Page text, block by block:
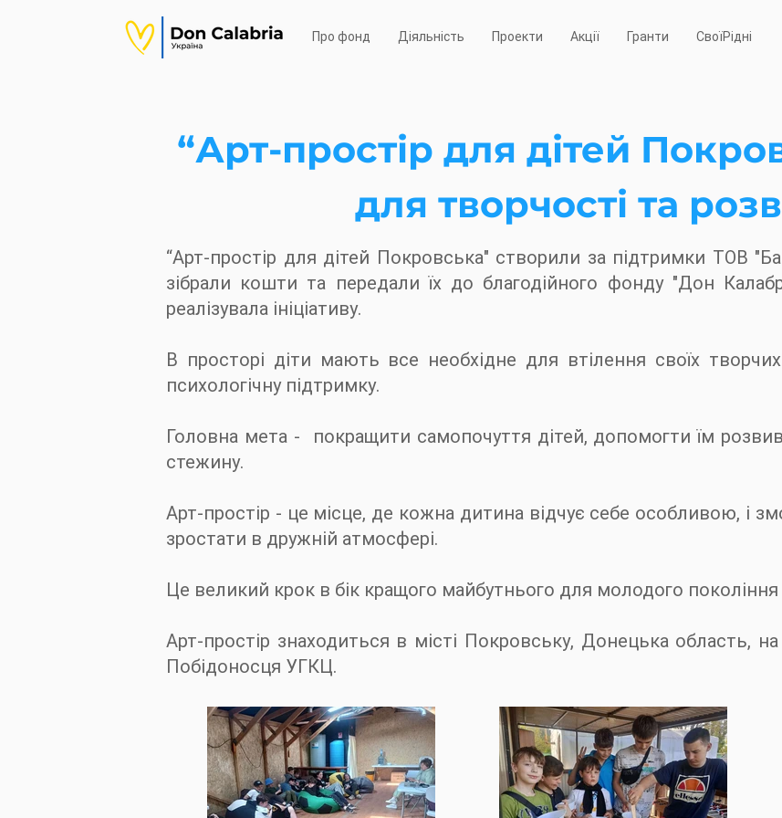
Про фонд Діяльність Проекти Акції Гранти СвоїРідні
“Арт-простір для дітей
для творчості та
“Арт-простір для дітей Покровська" створили за підтримки ТОВ
зібрали кошти та передали їх до благодійного фонду "Дон
реалізувала ініціативу.
В просторі діти мають все необхідне для втілення своїх творчих
психологічну підтримку.
Головна мета - покращити самопочуття дітей, допомогти їм
стежину.
Арт-простір - це місце, де кожна дитина відчує себе особливою, і
зростати в дружній атмосфері.
Це великий крок в бік кращого майбутнього для молодого покоління
Арт-простір знаходиться в місті Покровську, Донецька область, на
Побідоносця УГКЦ.